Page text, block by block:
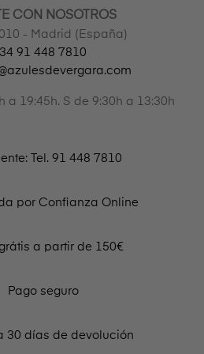
CON NOSOTROS
- Madrid (España)
91 448 7810
a 19:45h. S de 9:30h a 13:30h
Tel. 91 448 7810
por Confianza Online
a partir de 150€
Pago seguro
30 días de devolución